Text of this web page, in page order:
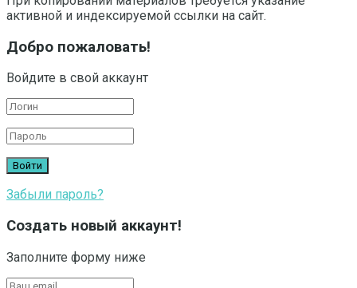
активной и индексируемой ссылки на сайт.
Добро пожаловать!
Войдите в свой аккаунт
Забыли пароль?
Создать новый аккаунт!
Заполните форму ниже